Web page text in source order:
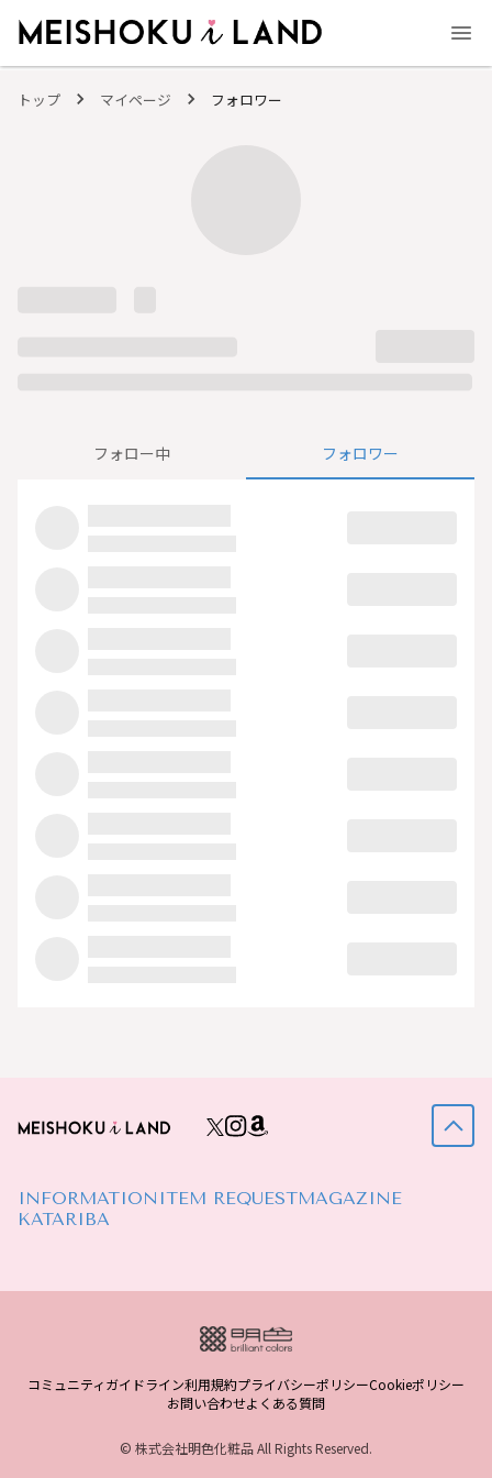
トップ マイページ フォロワー
フォロー中 フォロワー
INFORMATION ITEM REQUESTMAGAZINE
KATARIBA
コミュニティガイドライン利用規約プライバシーポリシーCookieポリシー
お問い合わせよくある質問
© 株式会社明色化粧品 All Rights Reserved.